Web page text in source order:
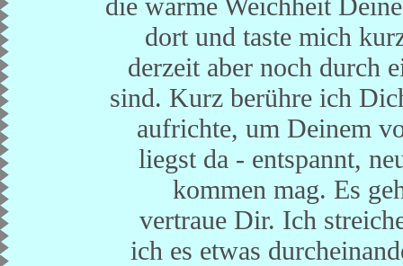
dort und taste mich
derzeit aber noch durch
sind. Kurz berühre ich
aufrichte, um Deinem
liegst da - entspannt,
kommen mag. Es
vertraue Dir. Ich
ich es etwas